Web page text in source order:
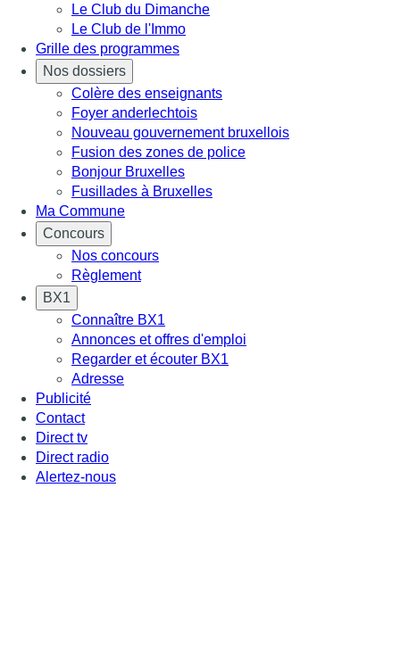
Le Club du Dimanche
Le Club de l'Immo
Grille des programmes
Nos dossiers
Colère des enseignants
Foyer anderlechtois
Nouveau gouvernement bruxellois
Fusion des zones de police
Bonjour Bruxelles
Fusillades à Bruxelles
Ma Commune
Concours
Nos concours
Règlement
BX1
Connaître BX1
Annonces et offres d'emploi
Regarder et écouter BX1
Adresse
Publicité
Contact
Direct tv
Direct radio
Alertez-nous